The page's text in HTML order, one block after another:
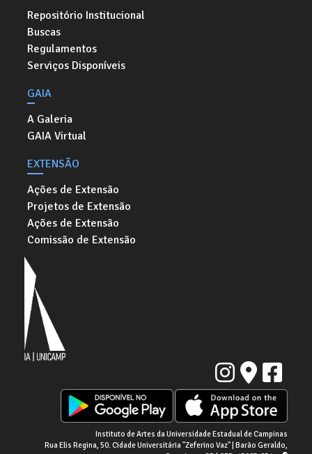
Repositório Institucional
Buscas
Regulamentos
Serviços Disponíveis
GAIA
A Galeria
GAIA Virtual
EXTENSÃO
Ações de Extensão
Projetos de Extensão
Ações de Extensão
Comissão de Extensão
Instituto de Artes da Universidade Estadual de Campinas
Rua Elis Regina, 50. Cidade Universitária "Zeferino Vaz" | Barão Geraldo,